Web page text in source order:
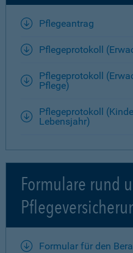
Pflegeantrag
Pflegeprotokoll
Pflegeprotokoll
Pflege)
Pflegeprotokoll
Lebensjahr)
Formulare rund
Formular für den